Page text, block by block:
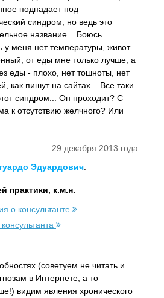
подпадает под
синдром, но ведь это
название... Боюсь
у меня нет температуры, живот
от еды мне только лучше, а
еды - плохо, нет тошноты, нет
как пишут на сайтах... Все таки
синдром... Он проходит? С
к отсутствию желчного? Или
29 декабря 2013 года
Эдуардович:
практики, к.м.н.
о консультанте
(советуем не читать и
в Интернете, а то
видим явления хронического